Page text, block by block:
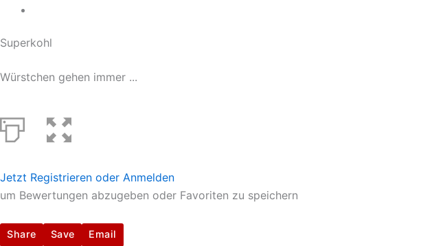
Superkohl
Würstchen gehen immer ...
Jetzt Registrieren oder Anmelden
um Bewertungen abzugeben oder Favoriten zu speichern
Share Save Email